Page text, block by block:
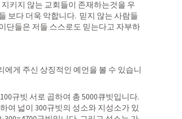
키지 않는 교회들이 존재하는것을 우
보다 더욱 악합니다.  믿지 않는 사람들
단들은 저들 스스로도 믿는다고 자부하
게 주신 상징적인 예언을 볼 수 있습니
규빗 서로 곱하여 총 5000큐빗입니다.
여 넓이 300규빗의 성소와 지성소가 있